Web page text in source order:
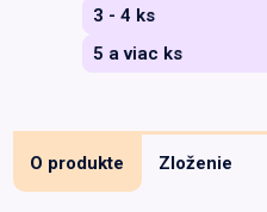
3 - 4 ks
5 a viac ks
O produkte Zloženie